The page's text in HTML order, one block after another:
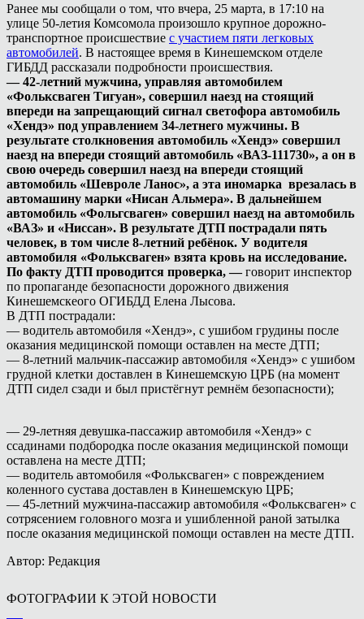
Ранее мы сообщали о том, что вчера, 25 марта, в 17:10 на
улице 50-летия Комсомола произошло крупное дорожно-
транспортное происшествие с участием пяти легковых
автомобилей. В настоящее время в Кинешемском отделе
ГИБДД рассказали подробности происшествия.
— 42-летний мужчина, управляя автомобилем
«Фольксваген Тигуан», совершил наезд на стоящий
впереди на запрещающий сигнал светофора автомобиль
«Хендэ» под управлением 34-летнего мужчины. В
результате столкновения автомобиль «Хендэ» совершил
наезд на впереди стоящий автомобиль «ВАЗ-111730», а он в
свою очередь совершил наезд на впереди стоящий
автомобиль «Шевроле Ланос», а эта иномарка врезалась в
автомашину марки «Нисан Альмера». В дальнейшем
автомобиль «Фольгсваген» совершил наезд на автомобиль
«ВАЗ» и «Ниссан». В результате ДТП пострадали пять
человек, в том числе 8-летний ребёнок. У водителя
автомобиля «Фольксваген» взята кровь на исследование.
По факту ДТП проводится проверка, —говорит инспектор
по пропаганде безопасности дорожного движения
Кинешемскеого ОГИБДД Елена Лысова.
В ДТП пострадали:
— водитель автомобиля «Хендэ», с ушибом грудины после
оказания медицинской помощи оставлен на месте ДТП;
— 8-летний мальчик-пассажир автомобиля «Хендэ» с ушибом
грудной клетки доставлен в Кинешемскую ЦРБ (на момент
ДТП сидел сзади и был пристёгнут ремнём безопасности);
— 29-летняя девушка-пассажир автомобиля «Хендэ» с
ссадинами подбородка после оказания медицинской помощи
оставлена на месте ДТП;
— водитель автомобиля «Фольксваген» с повреждением
коленного сустава доставлен в Кинешемскую ЦРБ;
— 45-летний мужчина-пассажир автомобиля «Фольксваген» с
сотрясением головного мозга и ушибленной раной затылка
после оказания медицинской помощи оставлен на месте ДТП.
Автор: Редакция
ФОТОГРАФИИ К ЭТОЙ НОВОСТИ